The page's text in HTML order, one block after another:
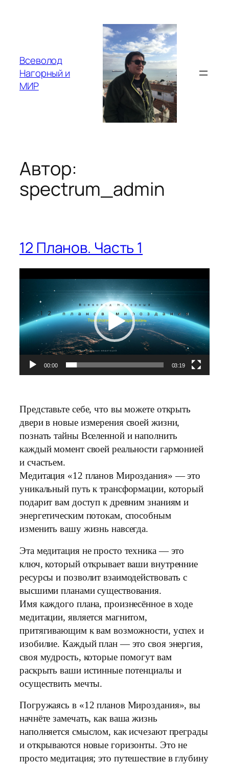
Всеволод
Нагорный и
МИР
Автор:
spectrum_admin
12 Планов. Часть 1
00:00 03:19
Представьте себе, что вы можете открыть
двери в новые измерения своей жизни,
познать тайны Вселенной и наполнить
каждый момент своей реальности гармонией
и счастьем.
Медитация «12 планов Мироздания» — это
уникальный путь к трансформации, который
подарит вам доступ к древним знаниям и
энергетическим потокам, способным
изменить вашу жизнь навсегда.
Эта медитация не просто техника — это
ключ, который открывает ваши внутренние
ресурсы и позволит взаимодействовать с
высшими планами существования.
Имя каждого плана, произнесённое в ходе
медитации, является магнитом,
притягивающим к вам возможности, успех и
изобилие. Каждый план — это своя энергия,
своя мудрость, которые помогут вам
раскрыть ваши истинные потенциалы и
осуществить мечты.
Погружаясь в «12 планов Мироздания», вы
начнёте замечать, как ваша жизнь
наполняется смыслом, как исчезают преграды
и открываются новые горизонты. Это не
просто медитация; это путешествие в глубину